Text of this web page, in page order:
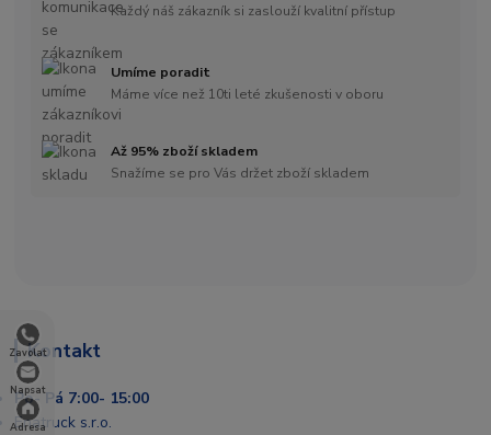
Zavolat
Napsat
Adresa
Každý náš zákazník si zaslouží kvalitní přístup
Umíme poradit
Máme více než 10ti leté zkušenosti v oboru
Až 95% zboží skladem
Snažíme se pro Vás držet zboží skladem
Kontakt
Po- Pá 7:00- 15:00
Enatruck s.r.o.